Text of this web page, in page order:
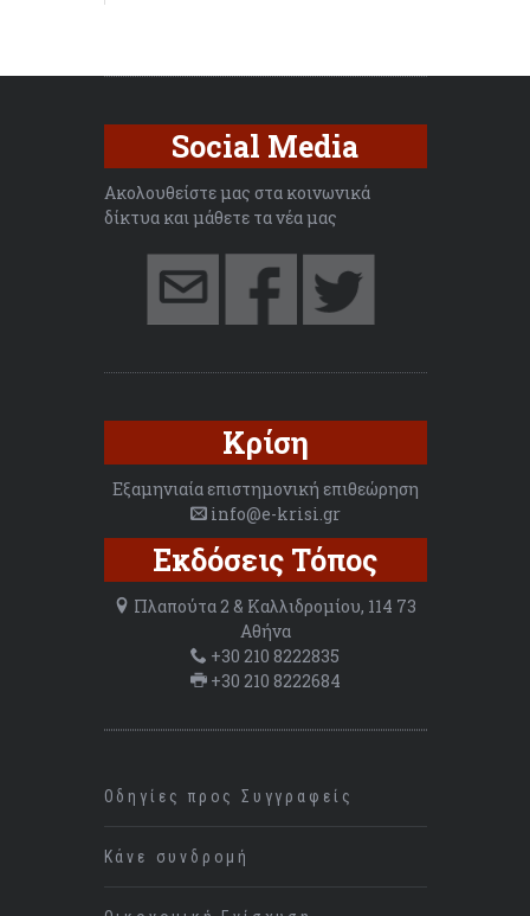
Social Media
Ακολουθείστε μας στα κοινωνικά
δίκτυα και μάθετε τα νέα μας
Κρίση
Εξαμηνιαία επιστημονική επιθεώρηση
info@e-krisi.gr
Εκδόσεις Τόπος
Πλαπούτα 2 & Καλλιδρομίου, 114 73
Αθήνα
+30 210 8222835
+30 210 8222684
Οδηγίες προς Συγγραφείς
Κάνε συνδρομή